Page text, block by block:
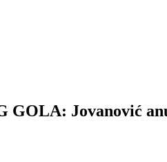
GOLA: Jovanović